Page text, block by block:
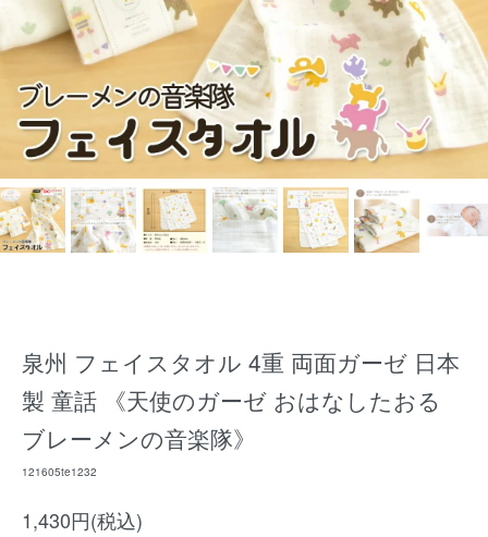
泉州 フェイスタオル 4重 両面ガーゼ 日本
製 童話 《天使のガーゼ おはなしたおる
ブレーメンの音楽隊》
121605te1232
1,430円(税込)